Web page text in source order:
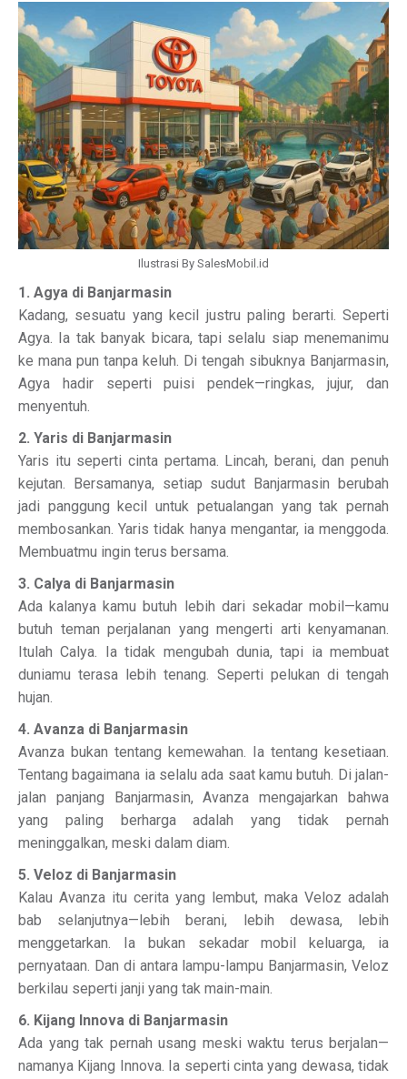
Ilustrasi By SalesMobil.id
1. Agya di Banjarmasin
Kadang, sesuatu yang kecil justru paling berarti. Seperti
Agya. Ia tak banyak bicara, tapi selalu siap menemanimu
ke mana pun tanpa keluh. Di tengah sibuknya Banjarmasin,
Agya hadir seperti puisi pendek—ringkas, jujur, dan
menyentuh.
2. Yaris di Banjarmasin
Yaris itu seperti cinta pertama. Lincah, berani, dan penuh
kejutan. Bersamanya, setiap sudut Banjarmasin berubah
jadi panggung kecil untuk petualangan yang tak pernah
membosankan. Yaris tidak hanya mengantar, ia menggoda.
Membuatmu ingin terus bersama.
3. Calya di Banjarmasin
Ada kalanya kamu butuh lebih dari sekadar mobil—kamu
butuh teman perjalanan yang mengerti arti kenyamanan.
Itulah Calya. Ia tidak mengubah dunia, tapi ia membuat
duniamu terasa lebih tenang. Seperti pelukan di tengah
hujan.
4. Avanza di Banjarmasin
Avanza bukan tentang kemewahan. Ia tentang kesetiaan.
Tentang bagaimana ia selalu ada saat kamu butuh. Di jalan-
jalan panjang Banjarmasin, Avanza mengajarkan bahwa
yang paling berharga adalah yang tidak pernah
meninggalkan, meski dalam diam.
5. Veloz di Banjarmasin
Kalau Avanza itu cerita yang lembut, maka Veloz adalah
bab selanjutnya—lebih berani, lebih dewasa, lebih
menggetarkan. Ia bukan sekadar mobil keluarga, ia
pernyataan. Dan di antara lampu-lampu Banjarmasin, Veloz
berkilau seperti janji yang tak main-main.
6. Kijang Innova di Banjarmasin
Ada yang tak pernah usang meski waktu terus berjalan—
namanya Kijang Innova. Ia seperti cinta yang dewasa, tidak